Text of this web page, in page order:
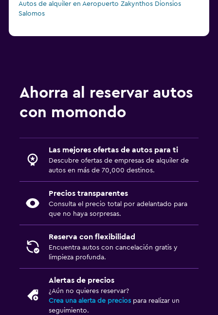
Autos de alquiler en Aeropuerto Zakynthos Dionsios
Salomos
Ahorra al reservar autos
con momondo
Las mejores ofertas de autos para ti
Descubre ofertas de empresas de alquiler de
autos en más de 70,000 destinos.
Precios transparentes
Consulta el precio total por adelantado para
que no haya sorpresas.
Reserva con flexibilidad
Encuentra autos con cancelación gratis y
limpieza profunda.
Alertas de precios
¿Aún no quieres reservar?
Crea una alerta de precios para realizar un
seguimiento.